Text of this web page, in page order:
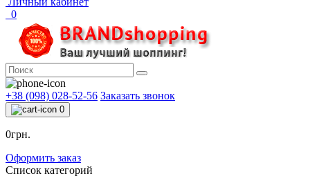
0
+38 (098) 028-52-56 Заказать звонок
0
0грн.
Оформить заказ
Список категорий